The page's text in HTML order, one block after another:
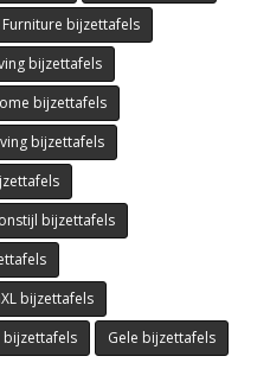
bijzettafels
bijzettafels
bijzettafels
bijzettafels
bijzettafels
bijzettafels
bijzettafels
Gele bijzettafels